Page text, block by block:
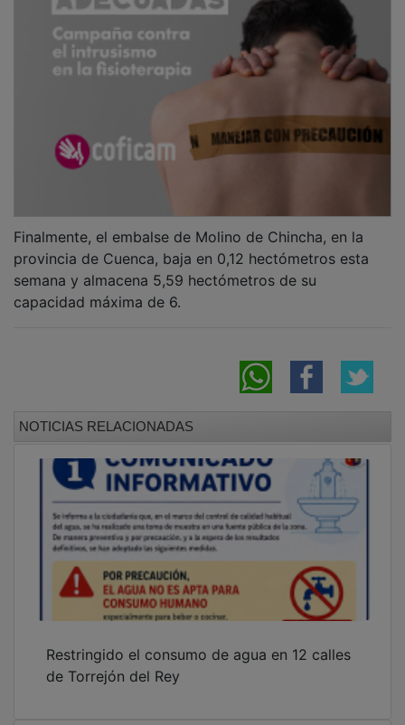
provincia de Cuenca, baja en 0,12 hectómetros esta
semana y almacena 5,59 hectómetros de su
capacidad máxima de 6.
de Torrejón del Rey